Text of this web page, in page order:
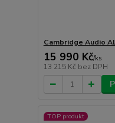
Cambridge Audio
15 990 Kč/ks
13 215 Kč bez DPH
TOP produkt